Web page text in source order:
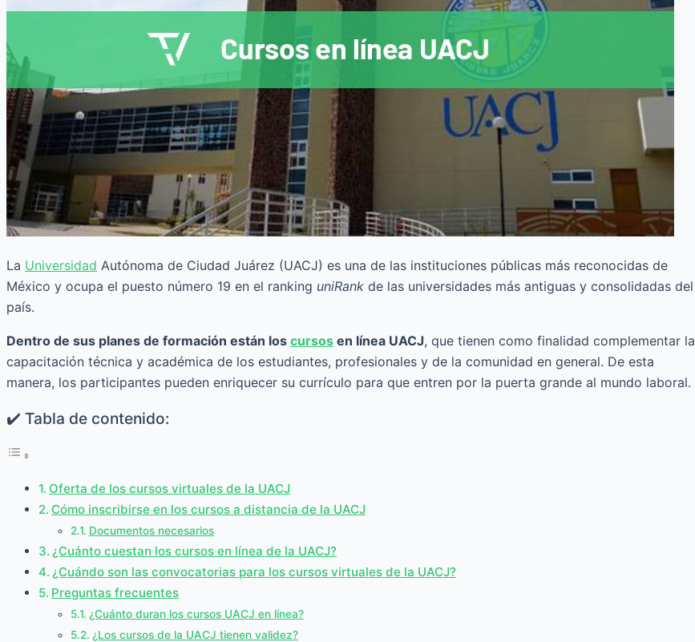
La Universidad Autónoma de Ciudad Juárez (UACJ) es una de las instituciones públicas más reconocidas de
México y ocupa el puesto número 19 en el ranking uniRank de las universidades más antiguas y consolidadas del
país.
Dentro de sus planes de formación están los cursos en línea UACJ, que tienen como finalidad complementar la
capacitación técnica y académica de los estudiantes, profesionales y de la comunidad en general. De esta
manera, los participantes pueden enriquecer su currículo para que entren por la puerta grande al mundo laboral.
✔️ Tabla de contenido:
Oferta de los cursos virtuales de la UACJ
Cómo inscribirse en los cursos a distancia de la UACJ
Documentos necesarios
¿Cuánto cuestan los cursos en línea de la UACJ?
¿Cuándo son las convocatorias para los cursos virtuales de la UACJ?
Preguntas frecuentes
¿Cuánto duran los cursos UACJ en línea?
¿Los cursos de la UACJ tienen validez?